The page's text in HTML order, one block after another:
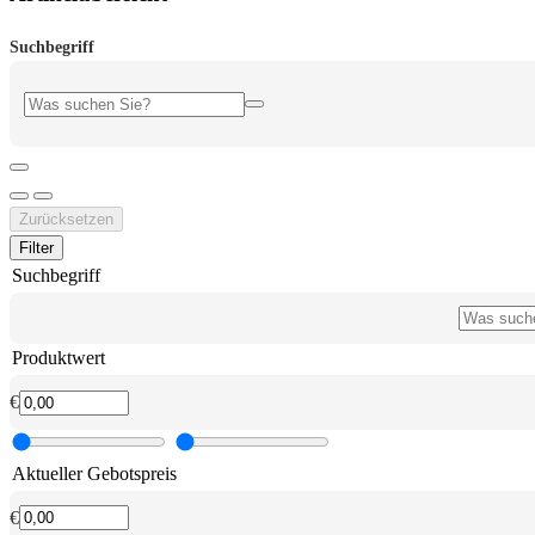
Suchbegriff
Zurücksetzen
Filter
Suchbegriff
Produktwert
€
Aktueller Gebotspreis
€